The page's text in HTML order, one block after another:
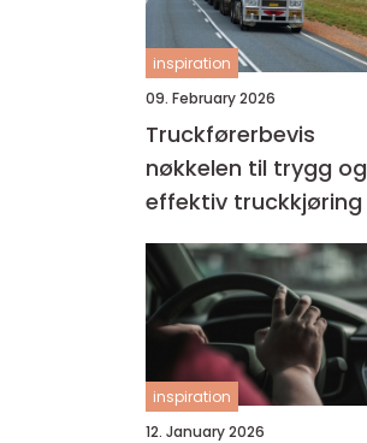
inspiration
09. February 2026
Truckførerbevis
nøkkelen til trygg og
effektiv truckkjøring
inspiration
12. January 2026